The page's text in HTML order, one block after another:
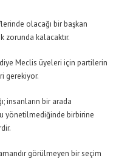
olacağı bir başkan
zorunda kalacaktır.
Meclis üyeleri için partilerin
gerekiyor.
insanların bir arada
yönetilmediğinde birbirine
görülmeyen bir seçim